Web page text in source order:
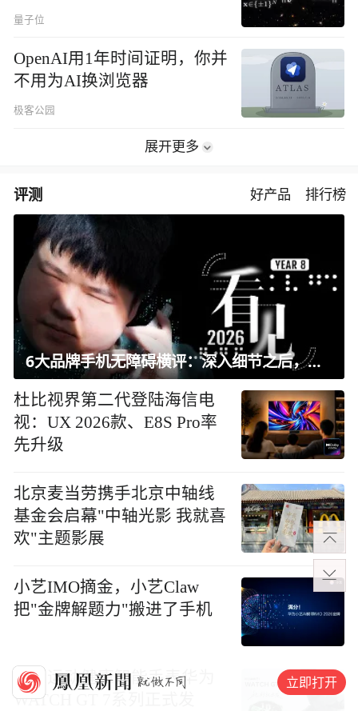
量子位
OpenAI用1年时间证明，你并
不用为AI换浏览器
极客公园
展开更多
评测 好产品 排行榜
6大品牌手机无障碍横评：深入细节之后，似乎只有苹果能挺住？｜ 看见2026
杜比视界第二代登陆海信电
视：UX 2026款、E8S Pro率
先升级
北京麦当劳携手北京中轴线
基金会启幕"中轴光影 我就喜
欢"主题影展
小艺IMO摘金，小艺Claw
把"金牌解题力"搬进了手机
大众运动健康智能手表华为
WATCH GT 7系列正式发
立即打开